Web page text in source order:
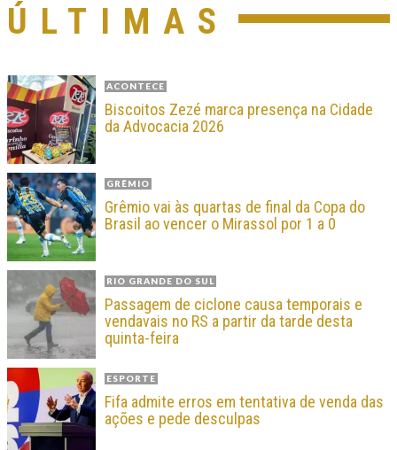
ÚLTIMAS
ACONTECE
Biscoitos Zezé marca presença na Cidade
da Advocacia 2026
GRÊMIO
Grêmio vai às quartas de final da Copa do
Brasil ao vencer o Mirassol por 1 a 0
RIO GRANDE DO SUL
Passagem de ciclone causa temporais e
vendavais no RS a partir da tarde desta
quinta-feira
ESPORTE
Fifa admite erros em tentativa de venda das
ações e pede desculpas